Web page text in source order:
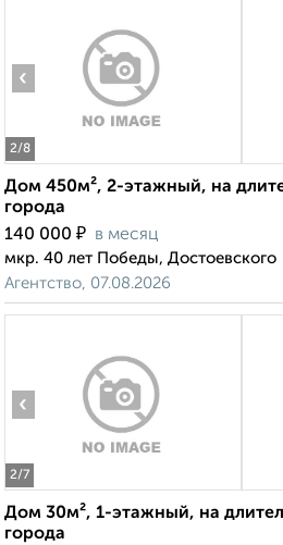
2/8
‹
Дом 450м², 2-этажный, на
города
140 000 ₽ в месяц
мкр. 40 лет Победы, Достоевского
Агентство, 07.08.2026
2/7
‹
Дом 30м², 1-этажный, на
города